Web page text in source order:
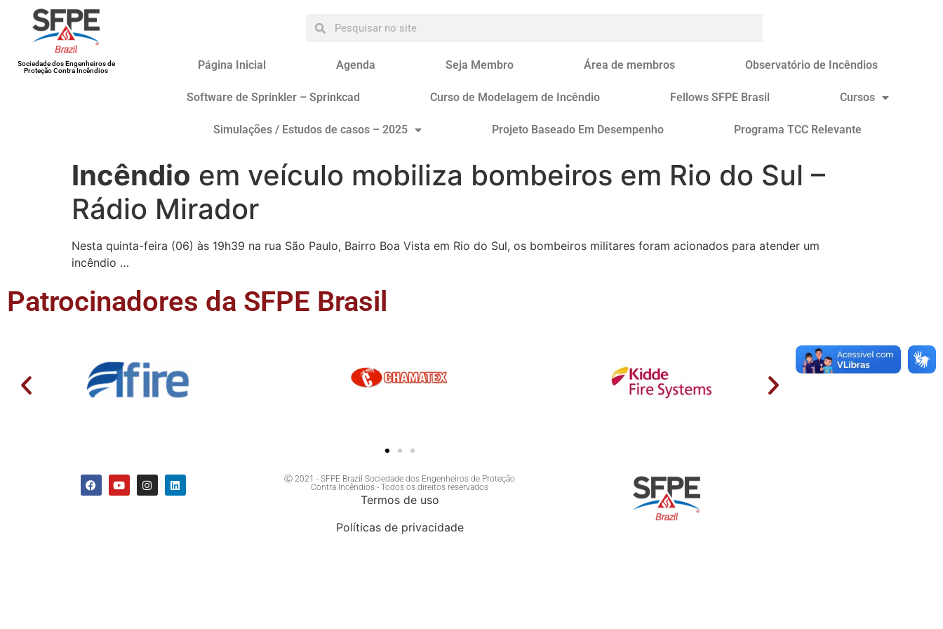
Sociedade dos Engenheiros de
Proteção Contra Incêndios
Página Inicial Agenda Seja Membro Área de membros Observatório de Incêndios
Software de Sprinkler – Sprinkcad Curso de Modelagem de Incêndio Fellows SFPE Brasil Cursos
Simulações / Estudos de casos – 2025 Projeto Baseado Em Desempenho Programa TCC Relevante
Incêndio em veículo mobiliza bombeiros em Rio do Sul –
Rádio Mirador
Nesta quinta-feira (06) às 19h39 na rua São Paulo, Bairro Boa Vista em Rio do Sul, os bombeiros militares foram acionados para atender um
incêndio …
Patrocinadores da SFPE Brasil
Ⓒ 2021 - SFPE Brazil Sociedade dos Engenheiros de Proteção
Contra Incêndios - Todos os direitos reservados
Termos de uso
Políticas de privacidade